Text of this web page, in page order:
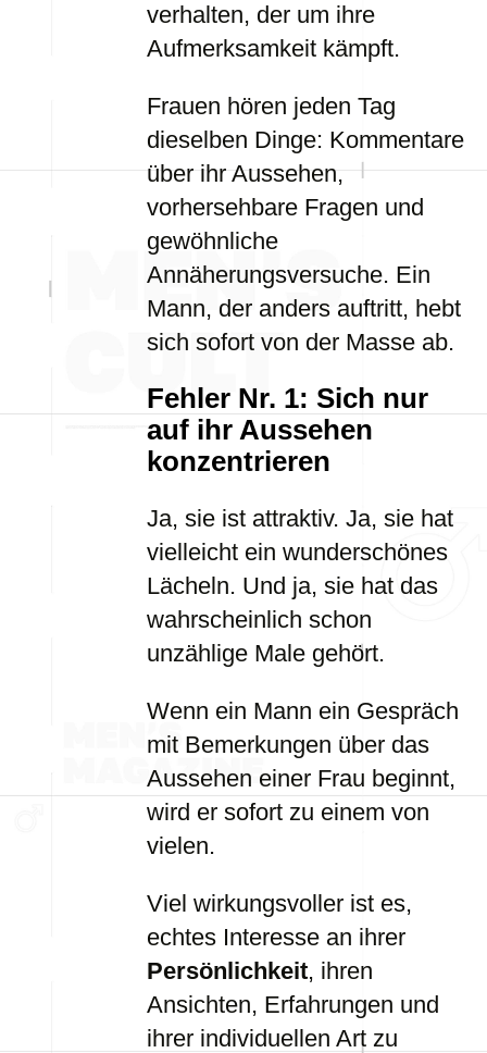
verhalten, der um ihre
Aufmerksamkeit kämpft.
Frauen hören jeden Tag
dieselben Dinge: Kommentare
über ihr Aussehen,
vorhersehbare Fragen und
gewöhnliche
Annäherungsversuche. Ein
Mann, der anders auftritt, hebt
sich sofort von der Masse ab.
Fehler Nr. 1: Sich nur
auf ihr Aussehen
konzentrieren
Ja, sie ist attraktiv. Ja, sie hat
vielleicht ein wunderschönes
Lächeln. Und ja, sie hat das
wahrscheinlich schon
unzählige Male gehört.
Wenn ein Mann ein Gespräch
mit Bemerkungen über das
Aussehen einer Frau beginnt,
wird er sofort zu einem von
vielen.
Viel wirkungsvoller ist es,
echtes Interesse an ihrer
Persönlichkeit, ihren
Ansichten, Erfahrungen und
ihrer individuellen Art zu